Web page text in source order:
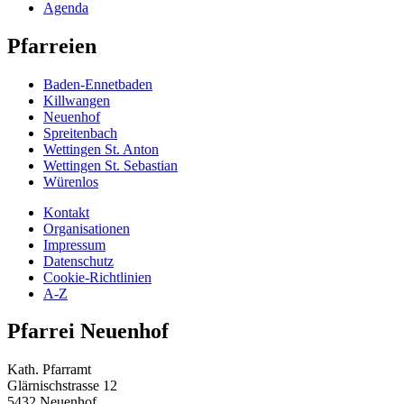
Agenda
Pfarreien
Baden-Ennetbaden
Killwangen
Neuenhof
Spreitenbach
Wettingen St. Anton
Wettingen St. Sebastian
Würenlos
Kontakt
Organisationen
Impressum
Datenschutz
Cookie-Richtlinien
A-Z
Pfarrei Neuenhof
Kath. Pfarramt
Glärnischstrasse 12